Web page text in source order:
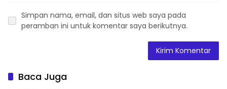
Simpan nama, email, dan situs web saya pada
peramban ini untuk komentar saya berikutnya.
Baca Juga